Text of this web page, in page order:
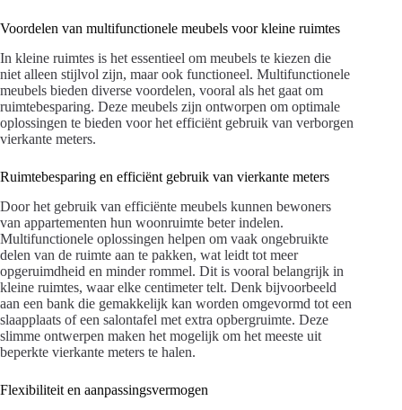
Voordelen van multifunctionele meubels voor kleine ruimtes
In kleine ruimtes is het essentieel om meubels te kiezen die
niet alleen stijlvol zijn, maar ook functioneel. Multifunctionele
meubels bieden diverse voordelen, vooral als het gaat om
ruimtebesparing. Deze meubels zijn ontworpen om optimale
oplossingen te bieden voor het efficiënt gebruik van verborgen
vierkante meters.
Ruimtebesparing en efficiënt gebruik van vierkante meters
Door het gebruik van efficiënte meubels kunnen bewoners
van appartementen hun woonruimte beter indelen.
Multifunctionele oplossingen helpen om vaak ongebruikte
delen van de ruimte aan te pakken, wat leidt tot meer
opgeruimdheid en minder rommel. Dit is vooral belangrijk in
kleine ruimtes, waar elke centimeter telt. Denk bijvoorbeeld
aan een bank die gemakkelijk kan worden omgevormd tot een
slaapplaats of een salontafel met extra opbergruimte. Deze
slimme ontwerpen maken het mogelijk om het meeste uit
beperkte vierkante meters te halen.
Flexibiliteit en aanpassingsvermogen